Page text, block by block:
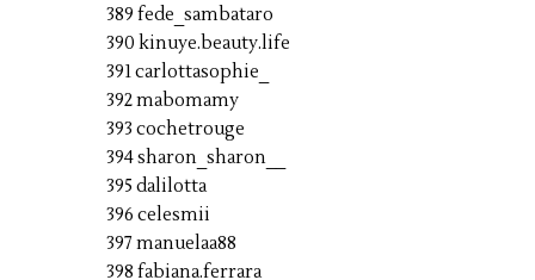
389 fede_sambataro
390 kinuye.beauty.life
391 carlottasophie_
392 mabomamy
393 cochetrouge
394 sharon_sharon__
395 dalilotta
396 celesmii
397 manuelaa88
398 fabiana.ferrara